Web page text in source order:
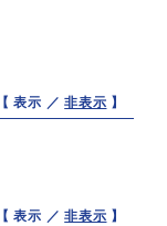
【 表示 ／非表示 】
【 表示 ／非表示 】